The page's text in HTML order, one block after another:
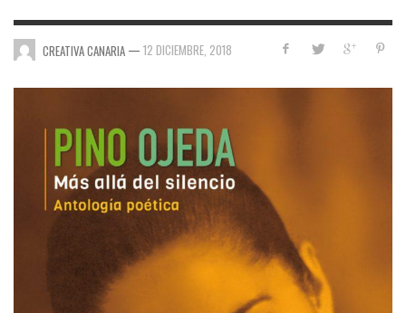
CREATIVA CANARIA — 12 DICIEMBRE, 2018